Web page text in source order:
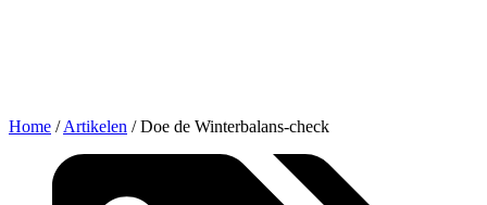
Home /Artikelen /Doe de Winterbalans-check